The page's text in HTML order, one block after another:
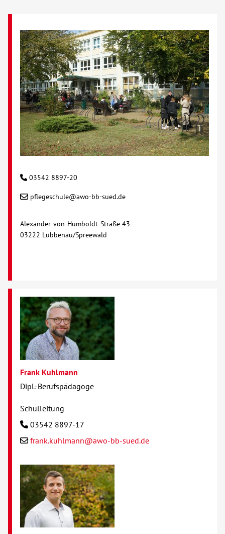
03542 8897-20
pflegeschule@awo-bb-sued.de
Alexander-von-Humboldt-Straße 43
03222 Lübbenau/Spreewald
Frank Kuhlmann
Dipl.-Berufspädagoge
Schulleitung
03542 8897-17
frank.kuhlmann@awo-bb-sued.de